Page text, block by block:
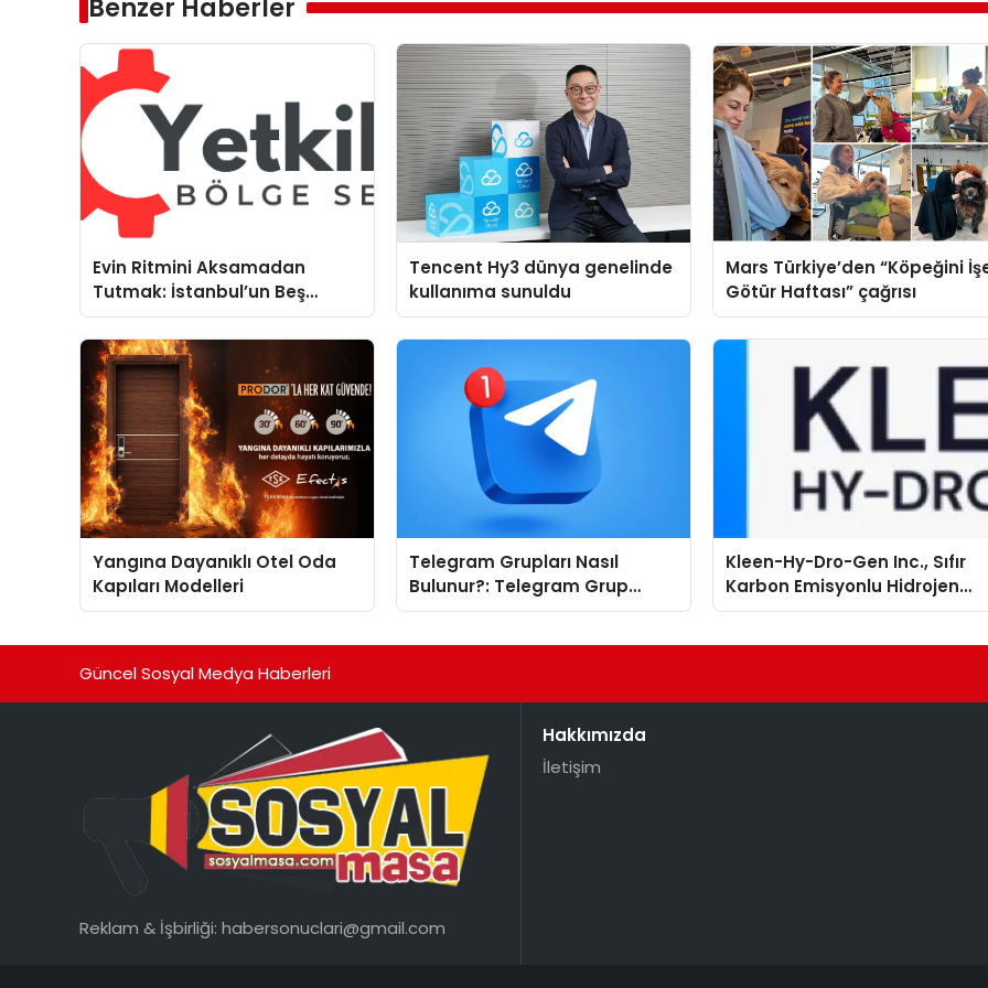
Benzer Haberler
Evin Ritmini Aksamadan
Tutmak: İstanbul’un Beş
Yoğun Semtinde Samimi Bir
Teknik Servis Hikayesi
Tencent Hy3 dünya genelinde
kullanıma sunuldu
Mars Türkiye’den “Köpeğini
Götür Haftası” çağrısı
Yangına Dayanıklı Otel Oda
Kapıları Modelleri
Telegram Grupları Nasıl
Bulunur?: Telegram Grup
Tanıtımı İçin Kategori Seçimi
Kleen-Hy-Dro-Gen Inc., Sıfır
Karbon Emisyonlu Hidrojen
Isıtma Teknolojisinde ISO ve
Güncel Sosyal Medya Haberleri
Reklam & İşbirliği: habersonuclari@gmail.com
Hakkımızda
İletişim